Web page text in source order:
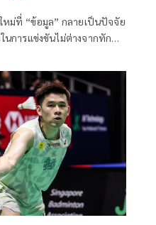
หม่ที่ “ข้อมูล” กลายเป็นปัจจัย
การแข่งขันไม่ต่างจากทักษะ
าศาสตร์การกีฬา
มบันทึกข้อตกลงความร่วมมือ
าแบดมินตันแห่ง
เพื่อร่วมกันพัฒนางานวิจัย
นวิทยาศาสตร์การกีฬาและ